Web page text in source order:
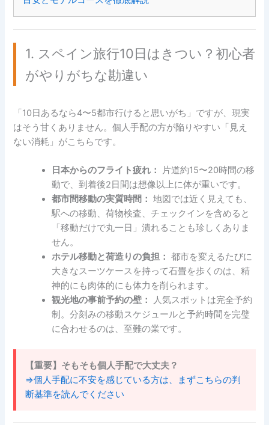
1. スペイン旅行10日はきつい？初心者
がやりがちな勘違い
「10日あるなら4〜5都市行けると思いがち」ですが、現実
はそう甘くありません。個人手配の方が陥りやすい「見え
ない消耗」がこちらです。
日本からのフライト疲れ：
片道約15〜20時間の移
動で、到着後2日間は想像以上に体が重いです。
都市間移動の実質時間： 地図では近く見えても、
駅への移動、荷物検査、チェックインを含めると
「移動だけで丸一日」潰れることも珍しくありま
せん。
ホテル移動と荷造りの負担： 都市を変えるたびに
大きなスーツケースを持って石畳を歩くのは、精
神的にも肉体的にも体力を削られます。
観光地の事前予約の壁：
人気スポットは完全予約
制。分刻みの移動スケジュールと予約時間を完璧
に合わせるのは、至難の業です。
【重要】そもそも個人手配で大丈夫？
⇒個人手配に不安を感じている方は、まずこちらの判
断基準を読んでください